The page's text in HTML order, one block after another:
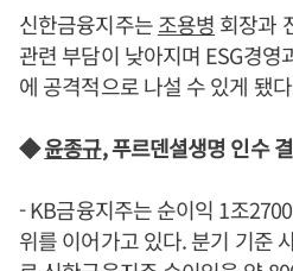
신한금융지주는조용병 회장과
관련 부담이 낮아지며 ESG경
에 공격적으로 나설 수 있게 됐
◆윤종규, 푸르덴셜생명 인수
- KB금융지주는 순이익 1조
위를 이어가고 있다. 분기 기준